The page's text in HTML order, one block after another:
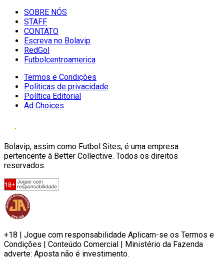
SOBRE NÓS
STAFF
CONTATO
Escreva no Bolavip
RedGol
Futbolcentroamerica
Termos e Condições
Políticas de privacidade
Política Editorial
Ad Choices
Bolavip, assim como Futbol Sites, é uma empresa
pertencente à Better Collective. Todos os direitos
reservados.
+18 | Jogue com responsabilidade Aplicam-se os Termos e
Condições | Conteúdo Comercial | Ministério da Fazenda
adverte: Aposta não é investimento.